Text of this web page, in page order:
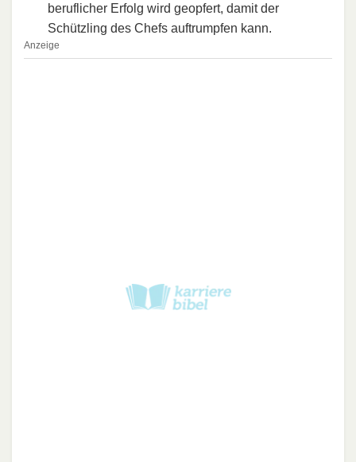
beruflicher Erfolg wird geopfert, damit der
Schützling des Chefs auftrumpfen kann.
Anzeige